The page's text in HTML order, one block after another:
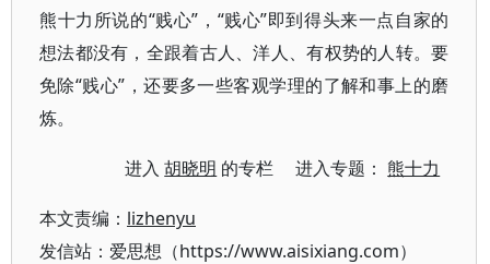
熊十力所说的“贱心”，“贱心”即到得头来一点自家的
想法都没有，全跟着古人、洋人、有权势的人转。要
免除“贱心”，还要多一些客观学理的了解和事上的磨
炼。
进入胡晓明 的专栏 进入专题： 熊十力
本文责编： lizhenyu
发信站：爱思想（https://www.aisixiang.com）